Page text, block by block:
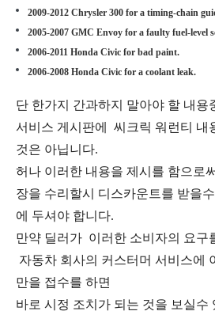
2009-2012 Chrysler 300 for a timing-chain
2005-2007 GMC Envoy for a faulty fuel-level
2006-2011 Honda Civic for bad paint.
2006-2008 Honda Civic for a coolant leak.
단 한가지 간과하지 말아야 할 내용
서비스 게시판에 씨크릭 워런티 내
것은 아닙니다.
허나 이러한 내용을 제시를 함으로
장을 수리할시 디스카운트를 받을
에 두셔야 합니다.
만약 딜러가 이러한 소비자의 요구
자동차 회사의 커스터머 서비스에
만을 접수를 하면
바로 시정 조치가 되는 것을 보실수